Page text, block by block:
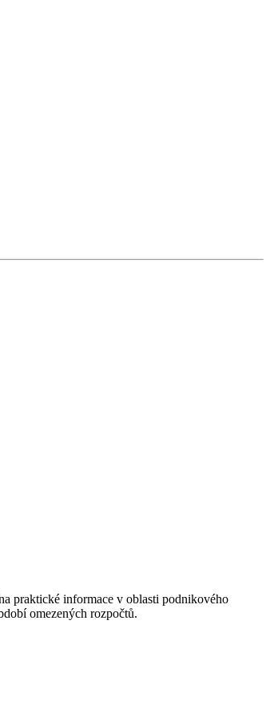
praktické informace v oblasti podnikového
omezených rozpočtů.